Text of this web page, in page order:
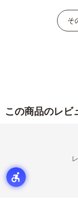
そ
この商品のレビ